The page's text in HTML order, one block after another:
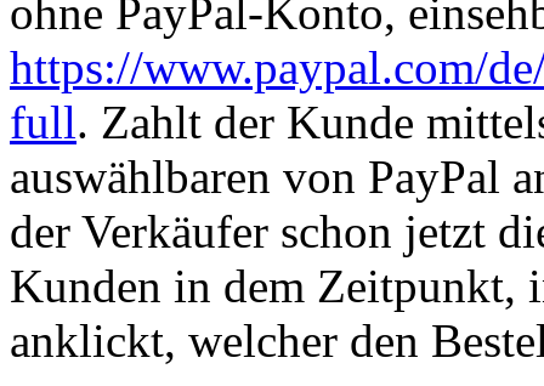
ohne PayPal-Konto,
https://www.paypal.com/
full. Zahlt der Kunde
auswählbaren von PayPal
der Verkäufer schon jetzt
Kunden in dem Zeitpunkt,
anklickt, welcher den